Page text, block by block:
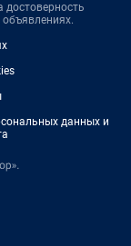
достоверность
данных и